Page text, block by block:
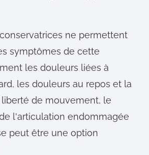
ne permettent
symptômes de cette
les douleurs liées à
les douleurs au repos et la
de mouvement, le
l'articulation endommagée
peut être une option